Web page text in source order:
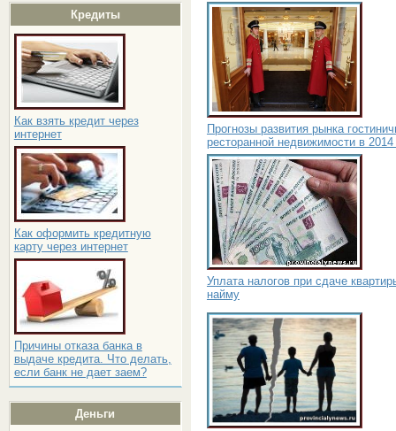
Кредиты
Как взять кредит через
интернет
Как оформить кредитную
карту через интернет
Причины отказа банка в
выдаче кредита. Что делать,
если банк не дает заем?
Деньги
Прогнозы развития рынка
ресторанной недвижимости в 2014
Уплата налогов при сдаче
найму